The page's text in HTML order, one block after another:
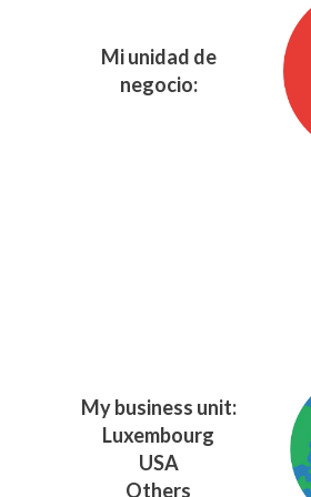
Mi unidad de
negocio:
My business unit:
Luxembourg
USA
Others